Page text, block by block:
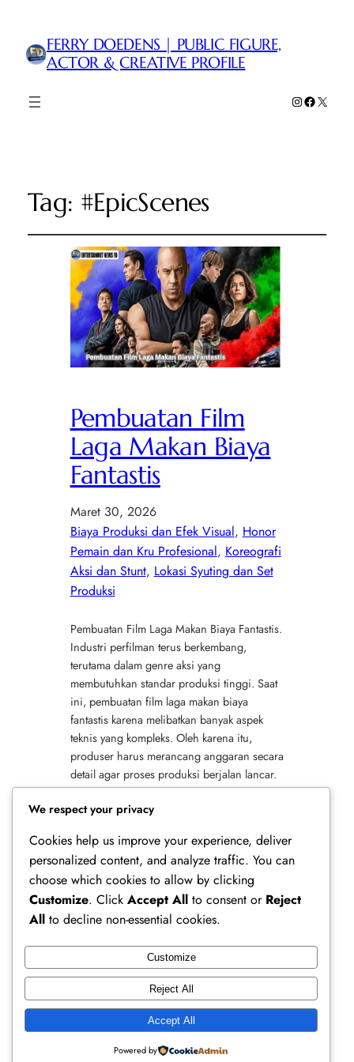
FERRY DOEDENS | PUBLIC FIGURE,
ACTOR & CREATIVE PROFILE
Instagram
Facebook
X
Tag: #EpicScenes
Pembuatan Film
Laga Makan Biaya
Fantastis
Maret 30, 2026
Biaya Produksi dan Efek Visual, Honor
Pemain dan Kru Profesional, Koreografi
Aksi dan Stunt, Lokasi Syuting dan Set
Produksi
Pembuatan Film Laga Makan Biaya Fantastis.
Industri perfilman terus berkembang,
terutama dalam genre aksi yang
membutuhkan standar produksi tinggi. Saat
ini, pembuatan film laga makan biaya
fantastis karena melibatkan banyak aspek
teknis yang kompleks. Oleh karena itu,
produser harus merancang anggaran secara
detail agar proses produksi berjalan lancar.
Selain itu, film laga tidak hanya
mengandalkan…
Ferry Doedens | Public Figure, Actor & Creative
Profile
Instagram
Facebook
X
We respect your privacy
Cookies help us improve your experience, deliver
personalized content, and analyze traffic. You can
choose which cookies to allow by clicking
Customize. Click Accept All to consent or Reject
All to decline non-essential cookies.
Customize
Reject All
Accept All
Powered by